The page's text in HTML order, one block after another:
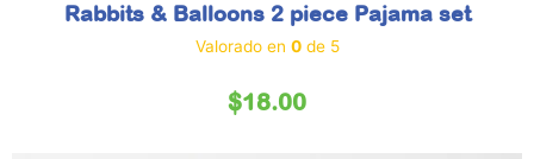
Rabbits & Balloons 2 piece Pajama set
Valorado en 0de 5
$18.00